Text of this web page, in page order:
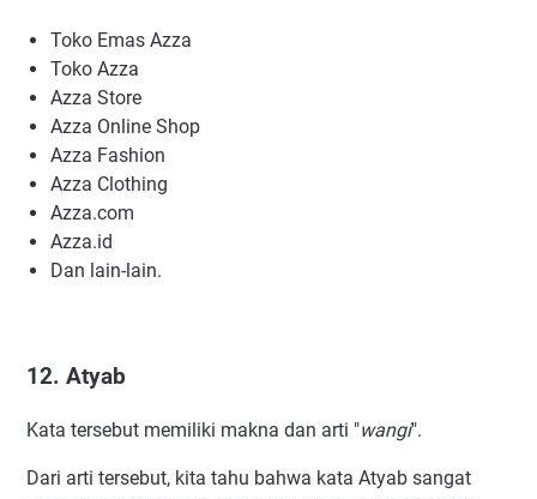
Toko Emas Azza
Toko Azza
Azza Store
Azza Online Shop
Azza Fashion
Azza Clothing
Azza.com
Azza.id
Dan lain-lain.
12. Atyab
Kata tersebut memiliki makna dan arti "wangi".
Dari arti tersebut, kita tahu bahwa kata Atyab sangat